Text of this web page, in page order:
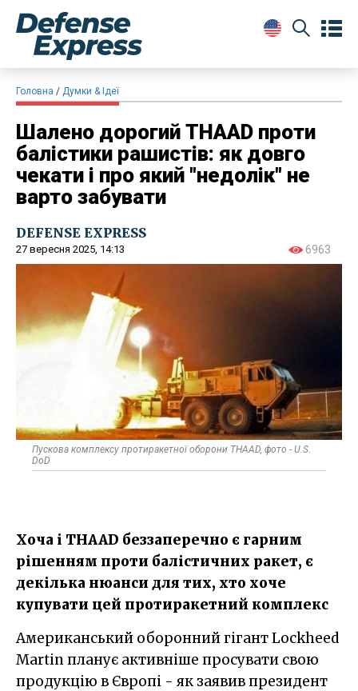
Головна Думки & Ідеї
Шалено дорогий THAAD проти
балістики рашистів: як довго
чекати і про який "недолік" не
варто забувати
DEFENSE EXPRESS
27 вересня 2025, 14:13 6963
Пускова комплексу протиракетної оборони THAAD, фото - U.S.
DoD
Хоча і THAAD беззаперечно є гарним
рішенням проти балістичних ракет, є
декілька нюанси для тих, хто хоче
купувати цей протиракетний комплекс
Американський оборонний гігант Lockheed
Martin планує активніше просувати свою
продукцію в Європі - як заявив президент